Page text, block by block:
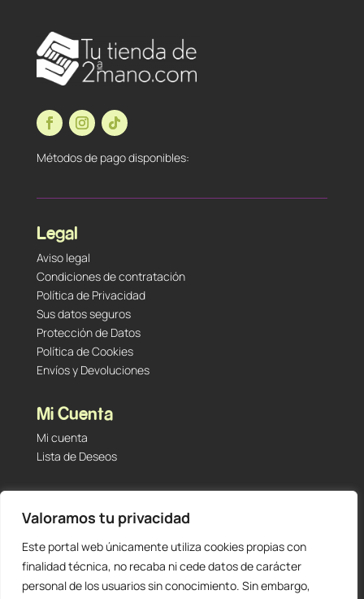
Valoramos tu privacidad
Este portal web únicamente utiliza cookies propias con
finalidad técnica, no recaba ni cede datos de carácter
personal de los usuarios sin conocimiento. Sin embargo,
Métodos de pago disponibles:
Legal
Aviso legal
Condiciones de contratación
Política de Privacidad
Sus datos seguros
Protección de Datos
Política de Cookies
Envíos y Devoluciones
Mi Cuenta
Mi cuenta
Lista de Deseos
Tu Tienda de Segunda Mano, Sambara #101 (Madrid,
28027 – España)
912 60 05 55 |+34 601 23 09 14
info@staging.tutiendadesegundamano.com